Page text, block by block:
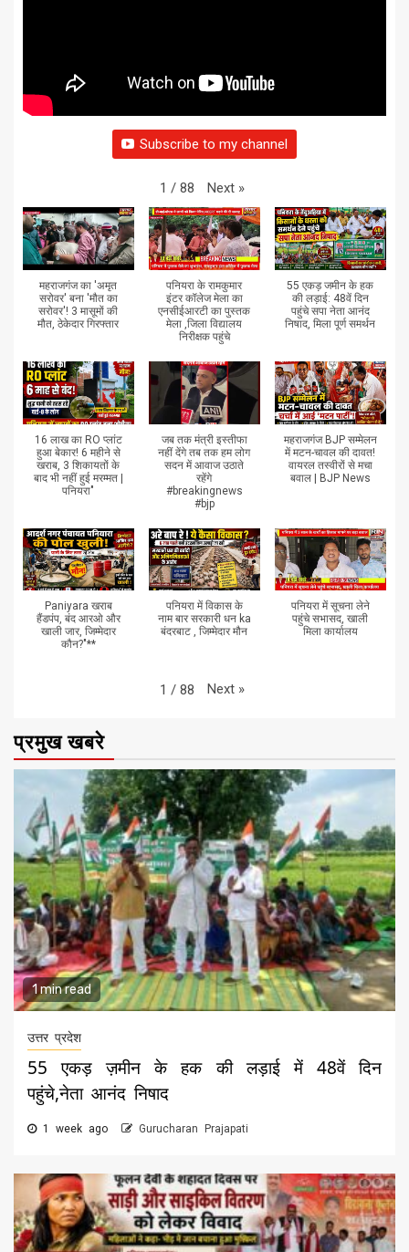
Subscribe to my channel
1 / 88 Next »
महराजगंज का 'अमृत
सरोवर' बना 'मौत का
सरोवर'! 3 मासूमों की
मौत, ठेकेदार गिरफ्तार
पनियरा के रामकुमार
इंटर कॉलेज मेला का
एनसीईआरटी का पुस्तक
मेला ,जिला विद्यालय
निरीक्षक पहुंचे
55 एकड़ जमीन के हक
की लड़ाई: 48वें दिन
पहुंचे सपा नेता आनंद
निषाद, मिला पूर्ण समर्थन
16 लाख का RO प्लांट
हुआ बेकार! 6 महीने से
खराब, 3 शिकायतों के
बाद भी नहीं हुई मरम्मत |
पनियरा"
जब तक मंत्री इस्तीफा
नहीं देंगे तब तक हम लोग
सदन में आवाज उठाते
रहेंगे
#breakingnews
#bjp
महराजगंज BJP सम्मेलन
में मटन-चावल की दावत!
वायरल तस्वीरों से मचा
बवाल | BJP News
Paniyara खराब
हैंडपंप, बंद आरओ और
खाली जार, जिम्मेदार
कौन?"**
पनियरा में विकास के
नाम बार सरकारी धन ka
बंदरबाट , जिम्मेदार मौन
पनियरा में सूचना लेने
पहुंचे सभासद, खाली
मिला कार्यालय
1 / 88 Next »
प्रमुख खबरे
1 min read
उत्तर प्रदेश
55 एकड़ ज़मीन के हक की लड़ाई में 48वें दिन
पहुंचे,नेता आनंद निषाद
1 week ago Gurucharan Prajapati